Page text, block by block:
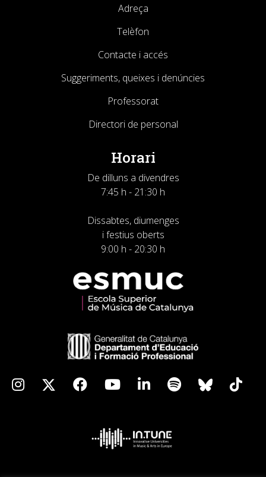
Adreça
Telèfon
Contacte i accés
Suggeriments, queixes i denúncies
Professorat
Directori de personal
Horari
De dilluns a divendres
7:45 h - 21:30 h
Dissabtes, diumenges
i festius oberts
9:00 h - 20:30 h